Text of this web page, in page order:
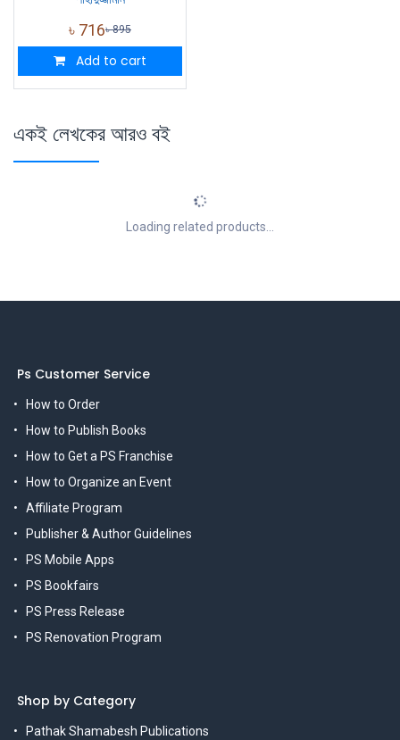
৳ 716৳895
Add to cart
একই লেখকের আরও বই
Loading related products...
Ps Customer Service
How to Order
How to Publish Books
How to Get a PS Franchise
How to Organize an Event
Affiliate Program
Publisher & Author Guidelines
PS Mobile Apps
PS Bookfairs
PS Press Release
PS Renovation Program
Shop by Category
Pathak Shamabesh Publications